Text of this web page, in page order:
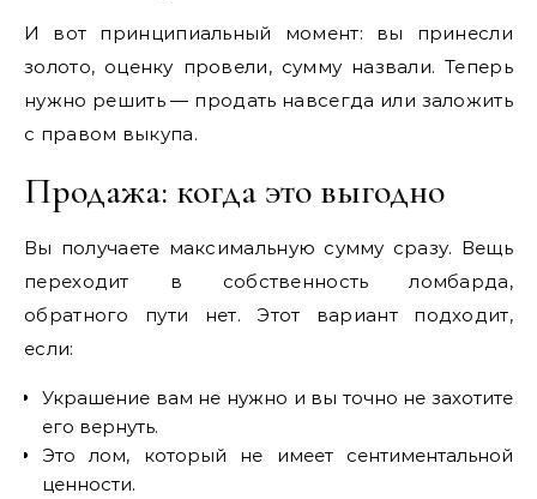
И вот принципиальный момент: вы принесли
золото, оценку провели, сумму назвали. Теперь
нужно решить — продать навсегда или заложить
с правом выкупа.
Продажа: когда это выгодно
Вы получаете максимальную сумму сразу. Вещь
переходит в собственность ломбарда,
обратного пути нет. Этот вариант подходит,
если:
Украшение вам не нужно и вы точно не захотите
его вернуть.
Это лом, который не имеет сентиментальной
ценности.